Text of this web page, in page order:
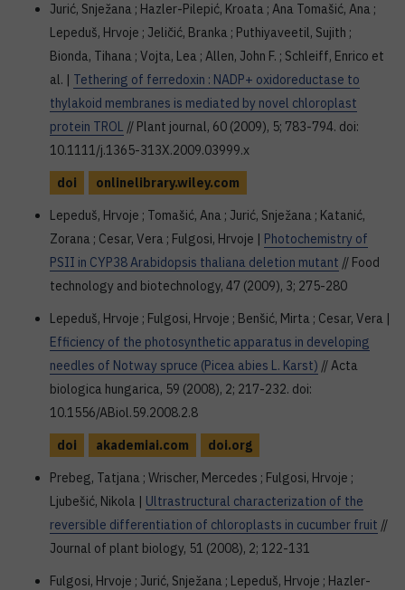
Jurić, Snježana ; Hazler-Pilepić, Kroata ; Ana Tomašić, Ana ;
Lepeduš, Hrvoje ; Jeličić, Branka ; Puthiyaveetil, Sujith ;
Bionda, Tihana ; Vojta, Lea ; Allen, John F. ; Schleiff, Enrico et
al. | Tethering of ferredoxin : NADP+ oxidoreductase to
thylakoid membranes is mediated by novel chloroplast
protein TROL // Plant journal, 60 (2009), 5; 783-794. doi:
10.1111/j.1365-313X.2009.03999.x
doi
onlinelibrary.wiley.com
Lepeduš, Hrvoje ; Tomašić, Ana ; Jurić, Snježana ; Katanić,
Zorana ; Cesar, Vera ; Fulgosi, Hrvoje | Photochemistry of
PSII in CYP38 Arabidopsis thaliana deletion mutant // Food
technology and biotechnology, 47 (2009), 3; 275-280
Lepeduš, Hrvoje ; Fulgosi, Hrvoje ; Benšić, Mirta ; Cesar, Vera |
Efficiency of the photosynthetic apparatus in developing
needles of Notway spruce (Picea abies L. Karst) // Acta
biologica hungarica, 59 (2008), 2; 217-232. doi:
10.1556/ABiol.59.2008.2.8
doi
akademiai.com
doi.org
Prebeg, Tatjana ; Wrischer, Mercedes ; Fulgosi, Hrvoje ;
Ljubešić, Nikola | Ultrastructural characterization of the
reversible differentiation of chloroplasts in cucumber fruit //
Journal of plant biology, 51 (2008), 2; 122-131
Fulgosi, Hrvoje ; Jurić, Snježana ; Lepeduš, Hrvoje ; Hazler-